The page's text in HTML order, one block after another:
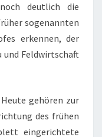
deutlich die
sogenannten
erkennen, der
und Feldwirtschaft
gehören zur
des frühen
eingerichtete